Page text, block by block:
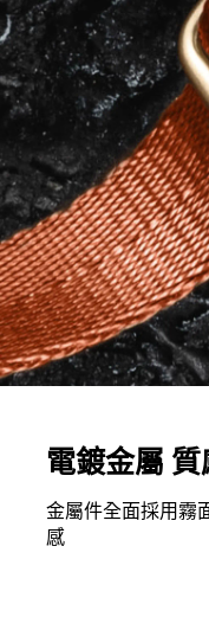
電鍍金屬
金屬件全面採用霧
感